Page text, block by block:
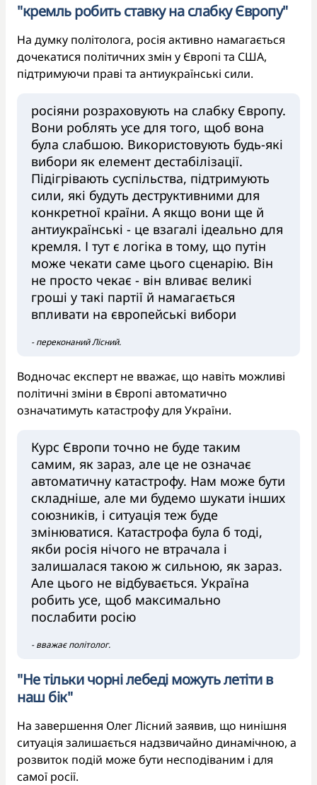
"кремль робить ставку на слабку Європу"
На думку політолога, росія активно намагається
дочекатися політичних змін у Європі та США,
підтримуючи праві та антиукраїнські сили.
росіяни розраховують на слабку Європу.
Вони роблять усе для того, щоб вона
була слабшою. Використовують будь-які
вибори як елемент дестабілізації.
Підігрівають суспільства, підтримують
сили, які будуть деструктивними для
конкретної країни. А якщо вони ще й
антиукраїнські - це взагалі ідеально для
кремля. І тут є логіка в тому, що путін
може чекати саме цього сценарію. Він
не просто чекає - він вливає великі
гроші у такі партії й намагається
впливати на європейські вибори
- переконаний Лісний.
Водночас експерт не вважає, що навіть можливі
політичні зміни в Європі автоматично
означатимуть катастрофу для України.
Курс Європи точно не буде таким
самим, як зараз, але це не означає
автоматичну катастрофу. Нам може бути
складніше, але ми будемо шукати інших
союзників, і ситуація теж буде
змінюватися. Катастрофа була б тоді,
якби росія нічого не втрачала і
залишалася такою ж сильною, як зараз.
Але цього не відбувається. Україна
робить усе, щоб максимально
послабити росію
- вважає політолог.
"Не тільки чорні лебеді можуть летіти в
наш бік"
На завершення Олег Лісний заявив, що нинішня
ситуація залишається надзвичайно динамічною, а
розвиток подій може бути несподіваним і для
самої росії.